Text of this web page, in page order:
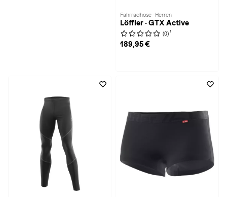
Fahrradhose · Herren
Löffler · GTX Active
(0) 1
189,95 €